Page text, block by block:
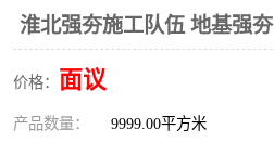
淮北强夯施工队伍 地基强夯
价格： 面议
产品数量： 9999.00平方米